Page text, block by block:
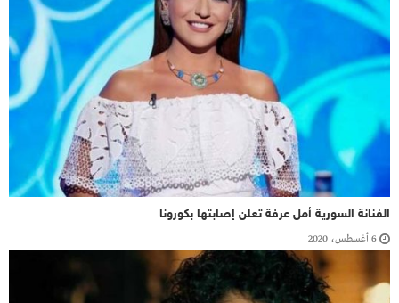
الفنانة السورية أمل عرفة تعلن إصابتها بكورونا
6 أغسطس، 2020